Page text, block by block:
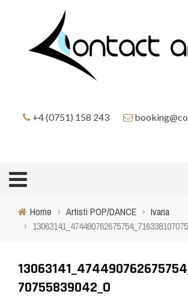
+4 (0751) 158 243
Home › Artisti POP/DANCE › Ivana
›
70755839042_O